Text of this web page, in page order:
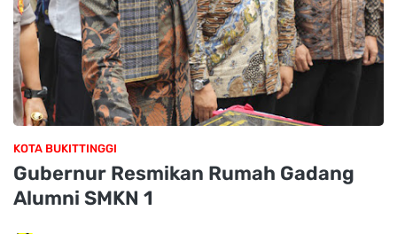
KOTA BUKITTINGGI
Gubernur Resmikan Rumah Gadang
Alumni SMKN 1